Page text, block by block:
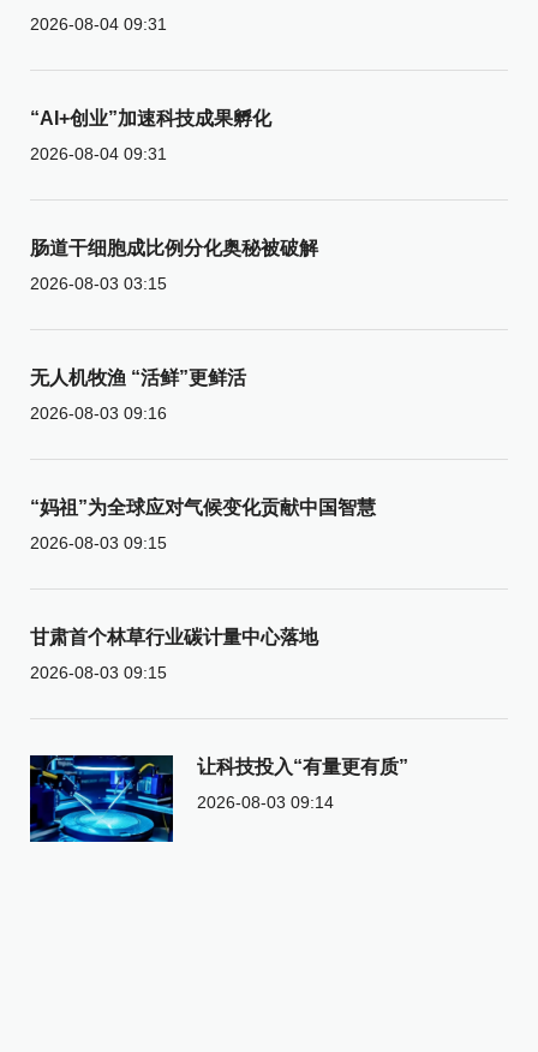
2026-08-04 09:31
“AI+创业”加速科技成果孵化
2026-08-04 09:31
肠道干细胞成比例分化奥秘被破解
2026-08-03 03:15
无人机牧渔 “活鲜”更鲜活
2026-08-03 09:16
“妈祖”为全球应对气候变化贡献中国智慧
2026-08-03 09:15
甘肃首个林草行业碳计量中心落地
2026-08-03 09:15
让科技投入“有量更有质”
2026-08-03 09:14